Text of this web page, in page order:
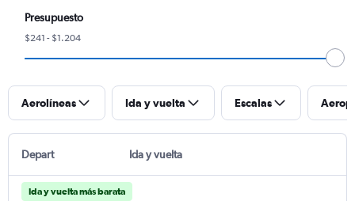
Presupuesto
$241 - $1.204
Aerolíneas Ida y vuelta Escalas
Depart Ida y vuelta
Ida y vuelta más barata